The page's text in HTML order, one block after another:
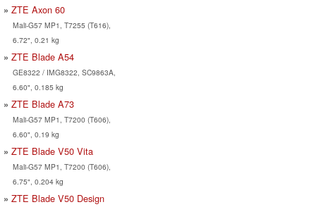
ZTE Axon 60
Mali-G57 MP1, T7255 (T616),
6.72", 0.21 kg
ZTE Blade A54
GE8322 / IMG8322, SC9863A,
6.60", 0.185 kg
ZTE Blade A73
Mali-G57 MP1, T7200 (T606),
6.60", 0.19 kg
ZTE Blade V50 Vita
Mali-G57 MP1, T7200 (T606),
6.75", 0.204 kg
ZTE Blade V50 Design